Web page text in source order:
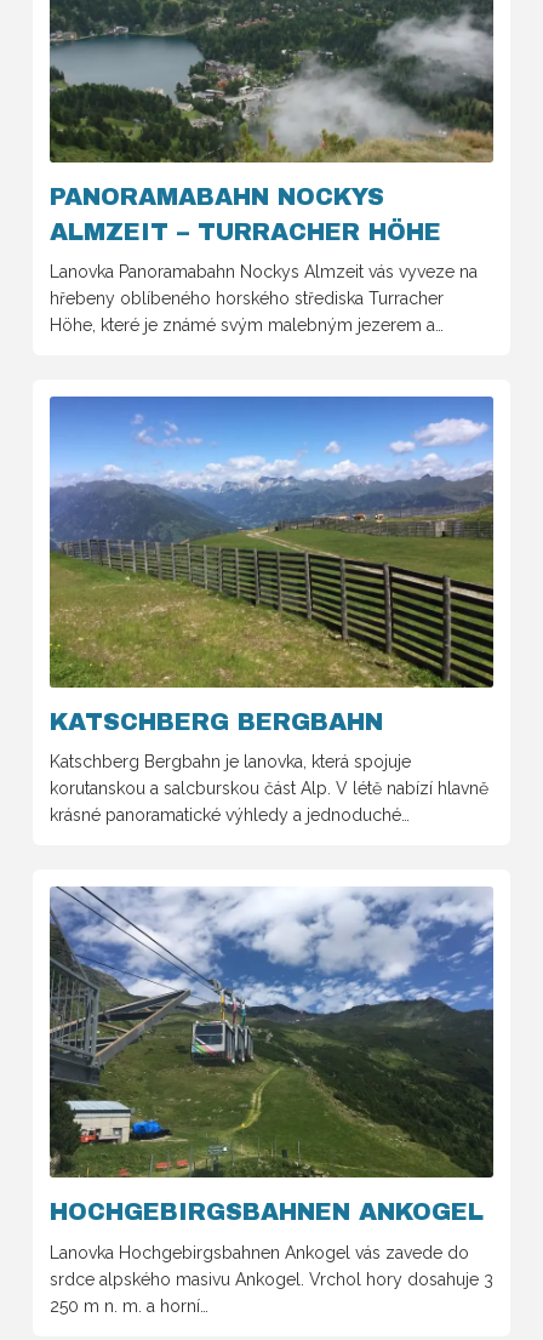
PANORAMABAHN NOCKYS
ALMZEIT – TURRACHER HÖHE
Lanovka Panoramabahn Nockys Almzeit vás vyveze na
hřebeny oblíbeného horského střediska Turracher
Höhe, které je známé svým malebným jezerem a…
KATSCHBERG BERGBAHN
Katschberg Bergbahn je lanovka, která spojuje
korutanskou a salcburskou část Alp. V létě nabízí hlavně
krásné panoramatické výhledy a jednoduché…
HOCHGEBIRGSBAHNEN ANKOGEL
Lanovka Hochgebirgsbahnen Ankogel vás zavede do
srdce alpského masivu Ankogel. Vrchol hory dosahuje 3
250 m n. m. a horní…